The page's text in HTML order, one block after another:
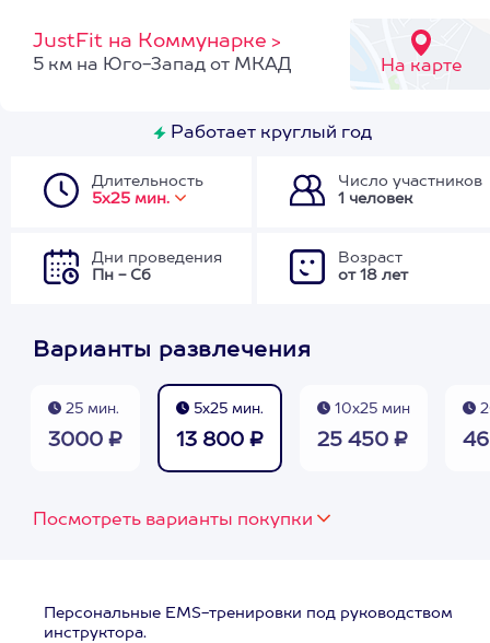
JustFit на Коммунарке >
На карте
5 км на Юго-Запад от МКАД
Работает круглый год
Длительность
5х25 мин.
Число участников
1 человек
Дни проведения
Пн - Сб
Возраст
от 18 лет
Варианты развлечения
25 мин.
3000 ₽
5х25 мин.
13 800 ₽
10х25 мин
25 450 ₽
Посмотреть варианты покупки
Персональные EMS-тренировки под руководством
инструктора.